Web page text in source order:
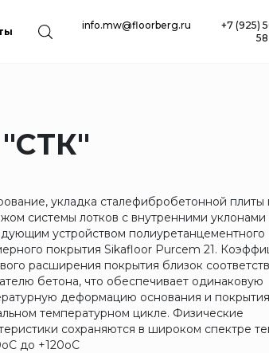
info.mw@floorberg.ru
+7 (925)
58
укладка сталефибробетонной плиты
системы лотков с внутренними уклонами
устройством полиуретанцементного
покрытия Sikafloor Purcem 21.
расширения покрытия близок
бетона, что обеспечивает одинаковую
деформацию основания и
температурном цикле. Физические
сохраняются в широком спектре
до +120оC